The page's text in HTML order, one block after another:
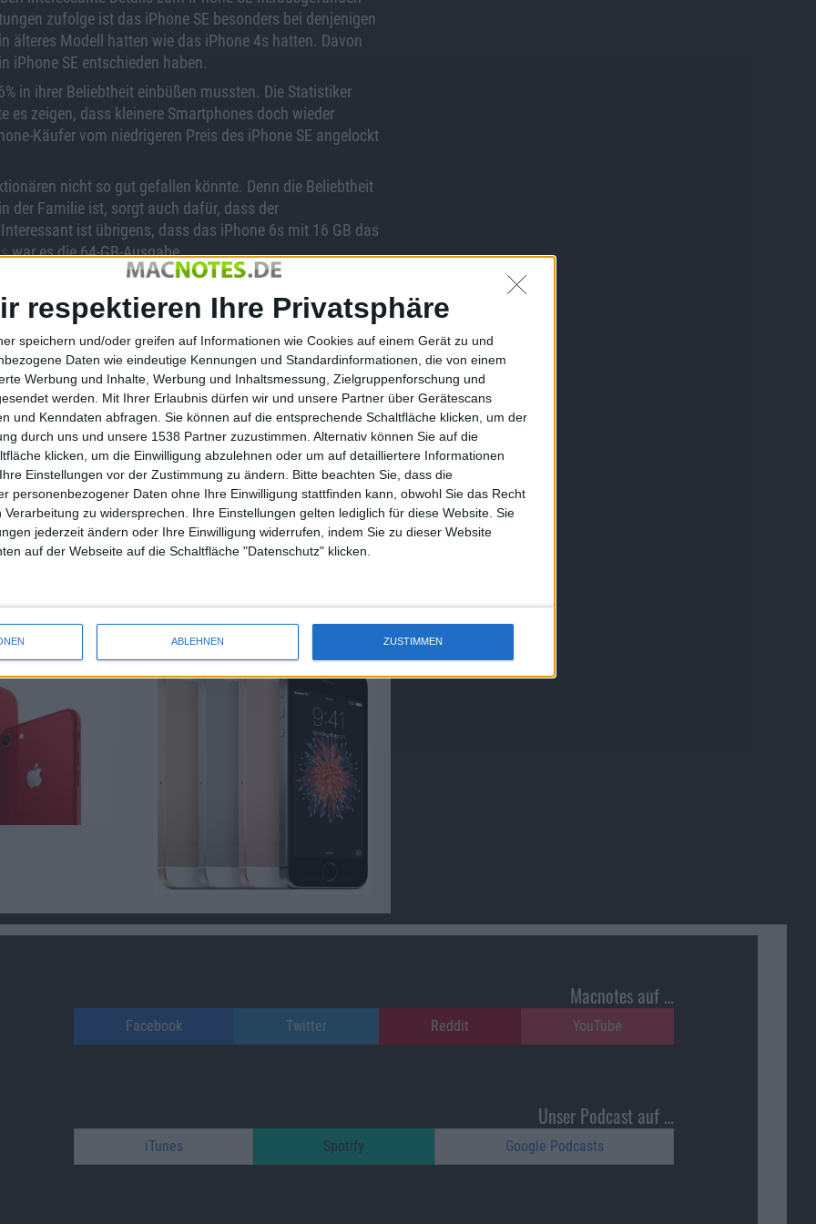
respektieren Ihre Privatsphäre
speichern und/oder greifen auf Informationen wie Cookies auf einem Gerät zu und
Daten wie eindeutige Kennungen und Standardinformationen, die von einem
Werbung und Inhalte, Werbung und Inhaltsmessung, Zielgruppenforschung und
werden.
Mit Ihrer Erlaubnis dürfen wir und unsere Partner über Gerätescans
und Kenndaten abfragen. Sie können auf die entsprechende Schaltfläche klicken, um der
durch uns und unsere 1538 Partner zuzustimmen. Alternativ können Sie auf die
klicken, um die Einwilligung abzulehnen oder um auf detailliertere Informationen
Einstellungen vor der Zustimmung zu ändern.
Bitte beachten Sie, dass die
personenbezogener Daten ohne Ihre Einwilligung stattfinden kann, obwohl Sie das Recht
Verarbeitung zu widersprechen. Ihre Einstellungen gelten lediglich für diese Website. Sie
jederzeit ändern oder Ihre Einwilligung widerrufen, indem Sie zu dieser Website
auf der Webseite auf die Schaltfläche "Datenschutz" klicken.
ABLEHNEN ZUSTIMMEN
zufolge ist das iPhone SE besonders bei denjenigen
älteres Modell hatten wie das iPhone 4s hatten. Davon
iPhone SE entschieden haben.
in ihrer Beliebtheit einbüßen mussten. Die Statistiker
es zeigen, dass kleinere Smartphones doch wieder
Käufer vom niedrigeren Preis des iPhone SE angelockt
nicht so gut gefallen könnte. Denn die Beliebtheit
der Familie ist, sorgt auch dafür, dass der
ist übrigens, dass das iPhone 6s mit 16 GB das
war es die 64-GB-Ausgabe.
Es sollte sich an Nutzer richten, die zuvor noch kein
kein großes Smartphone wollen. Auf der Keynote kam es
werden – so kann man sich täuschen.
In eigener Sache: Holt euch di…
SE 2 mit Chip-Bestellungen für iPhone SE
04.05.2016
Macnotes auf …
Facebook Twitter Reddit YouTube
Unser Podcast auf …
iTunes Spotify Google Podcasts